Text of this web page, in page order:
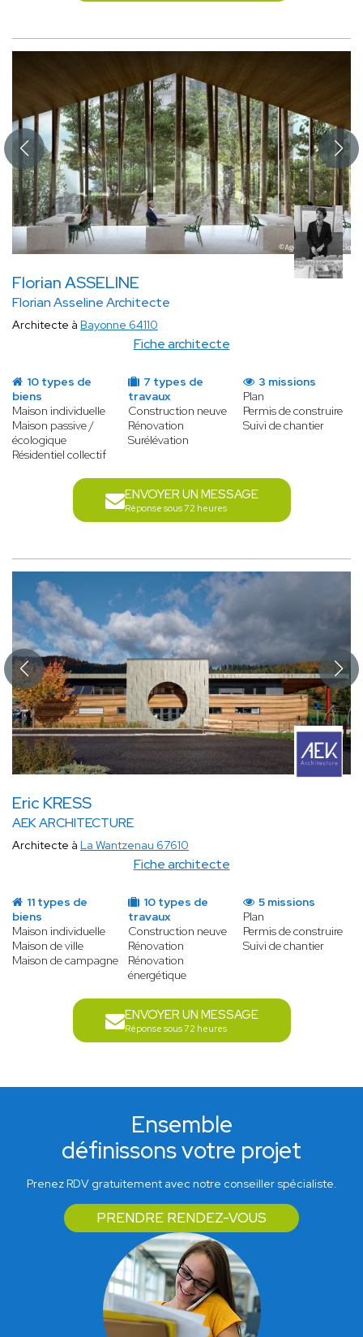
Florian ASSELINE
Florian Asseline Architecte
Fiche architecte
Architecte à Bayonne 64110
10 types de
biens
Maison individuelle
Maison passive /
écologique
Résidentiel collectif
7 types de
travaux
Construction neuve
Rénovation
Surélévation
3 missions
Plan
Permis de construire
Suivi de chantier
ENVOYER UN MESSAGE
Réponse sous 72 heures
Eric KRESS
AEK ARCHITECTURE
Fiche architecte
Architecte à La Wantzenau 67610
11 types de
biens
Maison individuelle
Maison de ville
Maison de campagne
10 types de
travaux
Construction neuve
Rénovation
Rénovation
énergétique
5 missions
Plan
Permis de construire
Suivi de chantier
ENVOYER UN MESSAGE
Réponse sous 72 heures
Ensemble
définissons votre projet
Prenez RDV gratuitement avec notre conseiller spécialiste.
PRENDRE RENDEZ-VOUS